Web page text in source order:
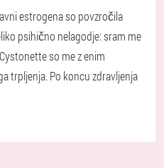
estrogena so povzročila
psihično nelagodje: sram me
so me z enim
trpljenja. Po koncu zdravljenja